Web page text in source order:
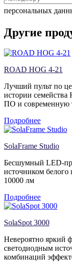
персональных
Другие
ROAD HOG 4-21
Лучший пульт по
истории семейства
ПО и современную
Подробнее
SolaFrame Studio
Бесшумный LED-
источником
10000 лм
Подробнее
SolaSpot 3000
Невероятно яркий
светодиодным
комбинаций